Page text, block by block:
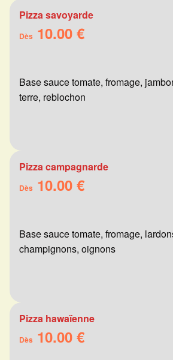
Pizza savoyarde
Dès 10.00 €
Base sauce tomate, fromage,
terre, reblochon
Pizza campagnarde
Dès 10.00 €
Base sauce tomate, fromage,
champignons, oignons
Pizza hawaïenne
Dès 10.00 €